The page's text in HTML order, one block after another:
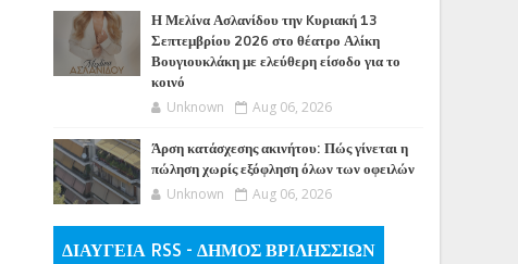
Η Μελίνα Ασλανίδου την Kυριακή 13
Σεπτεμβρίου 2026 στο θέατρο Αλίκη
Βουγιουκλάκη με ελεύθερη είσοδο για το
κοινό
Unknown Aug 06, 2026
Άρση κατάσχεσης ακινήτου: Πώς γίνεται η
πώληση χωρίς εξόφληση όλων των οφειλών
Unknown Aug 06, 2026
ΔΙΑΥΓΕΙΑ RSS - ΔΗΜΟΣ ΒΡΙΛΗΣΣΙΩΝ